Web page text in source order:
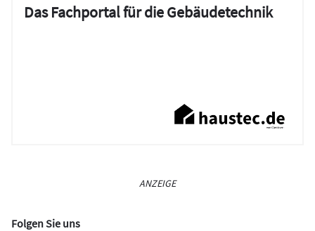
Das Fachportal für die Gebäudetechnik
ANZEIGE
Folgen Sie uns